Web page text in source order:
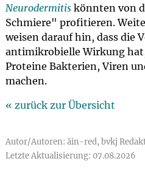
Neurodermitiskönnten von
Schmiere" profitieren.
weisen darauf hin, dass die
antimikrobielle Wirkung
Proteine Bakterien, Viren
machen.
« zurück zur Übersicht
Autor/Autoren: äin-red, bvkj
Letzte Aktualisierung: 07.08.2026